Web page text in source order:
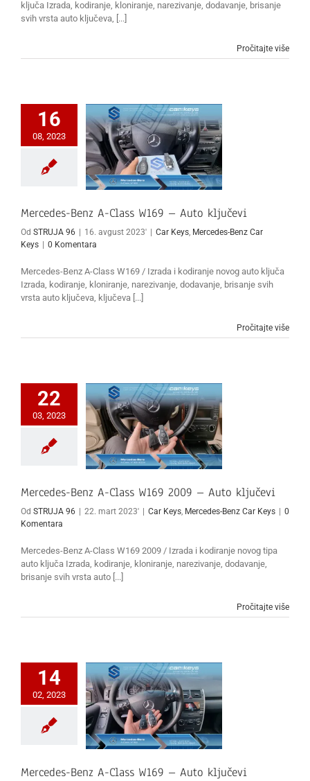
ključa Izrada, kodiranje, kloniranje, narezivanje, dodavanje, brisanje
svih vrsta auto ključeva, [...]
Pročitajte više
16
08, 2023
Mercedes-Benz A-Class
W169 – Auto ključevi
Mercedes-Benz Car
Keys
Mercedes-Benz A-Class W169 – Auto ključevi
Od STRUJA 96 16. avgust 2023' Car Keys, Mercedes-Benz Car
Keys
0 Komentara
Mercedes-Benz A-Class W169 / Izrada i kodiranje novog auto ključa
Izrada, kodiranje, kloniranje, narezivanje, dodavanje, brisanje svih
vrsta auto ključeva, ključeva [...]
Pročitajte više
22
03, 2023
Mercedes-Benz A-Class
W169 2009 – Auto
ključevi
Mercedes-Benz Car
Keys
Mercedes-Benz A-Class W169 2009 – Auto ključevi
Od STRUJA 96 22. mart 2023' Car Keys, Mercedes-Benz Car Keys
0
Komentara
Mercedes-Benz A-Class W169 2009 / Izrada i kodiranje novog tipa
auto ključa Izrada, kodiranje, kloniranje, narezivanje, dodavanje,
brisanje svih vrsta auto [...]
Pročitajte više
14
02, 2023
W169 – Auto ključevi
Mercedes-Benz Car
Keys
Mercedes-Benz A-Class W169 – Auto ključevi